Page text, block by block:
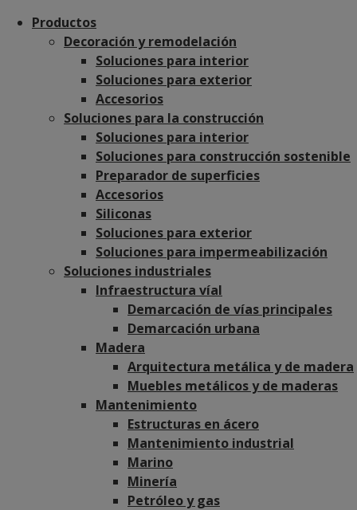
Productos
Decoración y remodelación
Soluciones para interior
Soluciones para exterior
Accesorios
Soluciones para la construcción
Soluciones para interior
Soluciones para construcción sostenible
Preparador de superficies
Accesorios
Siliconas
Soluciones para exterior
Soluciones para impermeabilización
Soluciones industriales
Infraestructura víal
Demarcación de vías principales
Demarcación urbana
Madera
Arquitectura metálica y de madera
Muebles metálicos y de maderas
Mantenimiento
Estructuras en ácero
Mantenimiento industrial
Marino
Minería
Petróleo y gas